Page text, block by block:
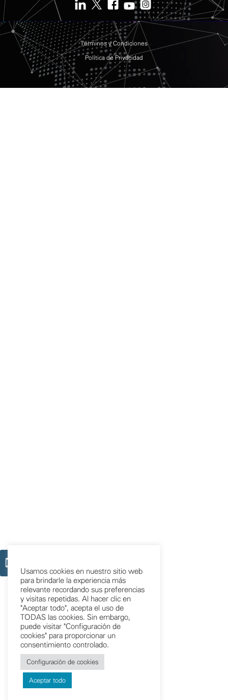
Términos y Condiciones
Política de Privacidad
Usamos cookies en nuestro sitio web
para brindarle la experiencia más
relevante recordando sus preferencias
y visitas repetidas. Al hacer clic en
"Aceptar todo", acepta el uso de
TODAS las cookies. Sin embargo,
puede visitar "Configuración de
cookies" para proporcionar un
consentimiento controlado.
Configuración de cookies
Aceptar todo